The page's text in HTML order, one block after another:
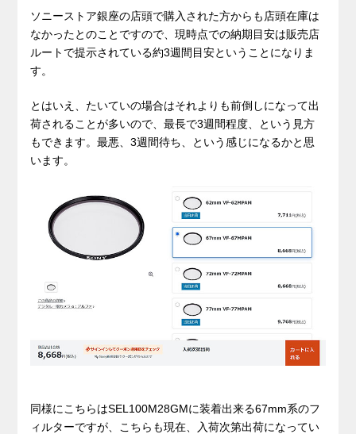
ソニーストア銀座の店頭で購入された方からも店頭在庫は
なかったとのことですので、現時点での納期目安は販売店
ルートで提示されている約3週間目安ということになりま
す。
とはいえ、たいていの場合はそれよりも前倒しになって出
荷されることが多いので、最長で3週間程度、という見方
もできます。最悪、3週間待ち、という感じになるかと思
います。
同様にこちらはSEL100M28GMに装着出来る67mm系のフ
ィルターですが、こちらも現在、入荷次第出荷になってい